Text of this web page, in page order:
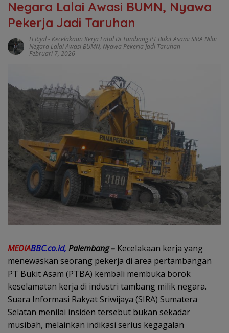
Negara Lalai Awasi BUMN, Nyawa
Pekerja Jadi Taruhan
H Rijal- Kecelakaan Kerja Fatal Di Tambang PT Bukit Asam: SIRA Nilai
Negara Lalai Awasi BUMN, Nyawa Pekerja Jadi Taruhan
Februari 7, 2026
MEDIABBC.co.id, Palembang – Kecelakaan kerja yang
menewaskan seorang pekerja di area pertambangan
PT Bukit Asam (PTBA) kembali membuka borok
keselamatan kerja di industri tambang milik negara.
Suara Informasi Rakyat Sriwijaya (SIRA) Sumatera
Selatan menilai insiden tersebut bukan sekadar
musibah, melainkan indikasi serius kegagalan